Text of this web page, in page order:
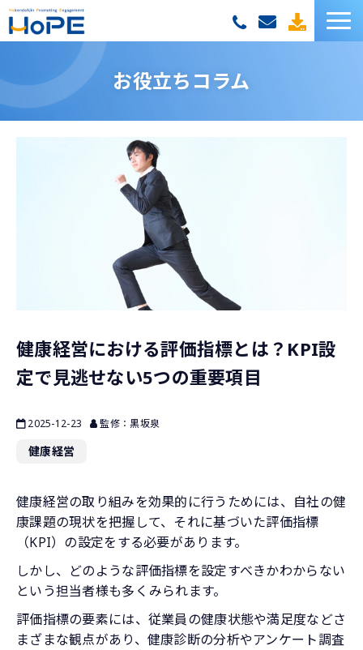
HoPEサービス一覧
お客様の声
お役立ちコラム
健康経営における評価指標とは？KPI設
定で見逃せない5つの重要項目
2025-12-23 監修：黒坂泉
健康経営
健康経営の取り組みを効果的に行うためには、自社の健
康課題の現状を把握して、それに基づいた評価指標
（KPI）の設定をする必要があります。
しかし、どのような評価指標を設定すべきかわからない
という担当者様も多くみられます。
評価指標の要素には、従業員の健康状態や満足度などさ
まざまな観点があり、健康診断の分析やアンケート調査